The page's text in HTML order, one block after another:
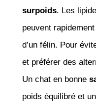
surpoids. Les
peuvent
d’un félin. Pour
et préférer des
Un chat en bonne
poids équilibré et